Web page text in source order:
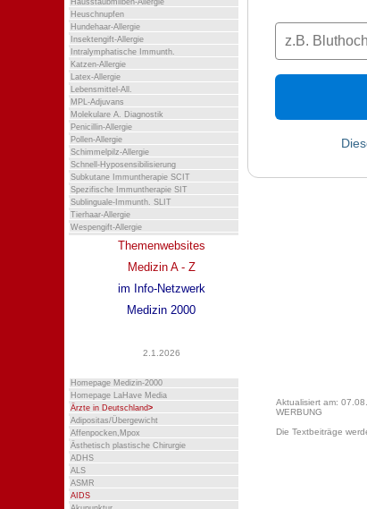
Hausstaubmilben-Allergie
Heuschnupfen
Hundehaar-Allergie
Insektengift-Allergie
Intralymphatische Immunth.
Katzen-Allergie
Latex-Allergie
Lebensmittel-All.
MPL-Adjuvans
Molekulare A. Diagnostik
Penicillin-Allergie
Pollen-Allergie
Schimmelpilz-Allergie
Schnell-Hyposensibilisierung
Subkutane Immuntherapie SCIT
Spezifische Immuntherapie SIT
Sublinguale-Immunth. SLIT
Tierhaar-Allergie
Wespengift-Allergie
Themenwebsites
Medizin A - Z
im Info-Netzwerk
Medizin 2000
2.1.2026
Homepage Medizin-2000
Homepage LaHave Media
Ärzte in Deutschland>
Adipositas/Übergewicht
Affenpocken,Mpox
Ästhetisch plastische Chirurgie
ADHS
ALS
ASMR
AIDS
Aktualisiert am:
WERBUNG
Die Textbeiträge